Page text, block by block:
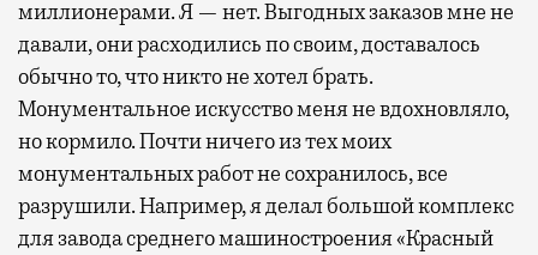
миллионерами. Я — нет. Выгодных заказов мне не
давали, они расходились по своим, доставалось
обычно то, что никто не хотел брать.
Монументальное искусство меня не вдохновляло,
но кормило. Почти ничего из тех моих
монументальных работ не сохранилось, все
разрушили. Например, я делал большой комплекс
для завода среднего машиностроения «Красный